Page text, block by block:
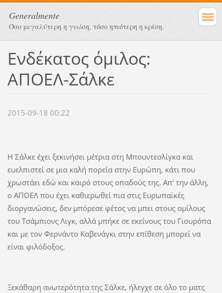
Generalmente
Όσο μεγαλύτερη η γνώση, τόσο ηπιότερη η κρίση.
Ενδέκατος όμιλος:
ΑΠΟΕΛ-Σάλκε
2015-09-18 00:22
Η Σάλκε έχει ξεκινήσει μέτρια στη Μπουντεσλίγκα και
ευελπιστεί σε μια καλή πορεία στην Ευρώπη, κάτι που
χρωστάει εδώ και καιρό στους οπαδούς της. Απ’ την άλλη,
ο ΑΠΟΕΛ που έχει καθιερωθεί πια στις Ευρωπαϊκές
διοργανώσεις, δεν μπόρεσε φέτος να μπει στους ομίλους
του Τσάμπιονς Λιγκ, αλλά μπήκε σε εκείνους του Γιουρόπα
και με τον Φερνάντο Καβενάγκι στην επίθεση μπορεί να
είναι φιλόδοξος.
Ξεκάθαρη ανωτερότητα της Σάλκε, ήλεγχε σε όλο το ματς